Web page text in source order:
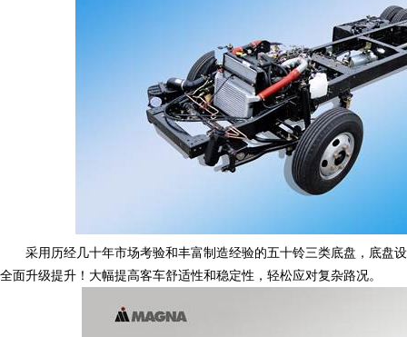
采用历经几十年市场考验和丰富制造经验的五十铃三类底盘，底盘
全面升级提升！大幅提高客车舒适性和稳定性，轻松应对复杂路况。